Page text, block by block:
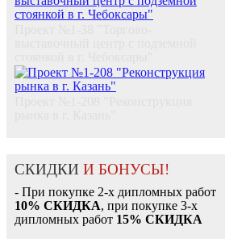
СКИДКИ И БОНУСЫ!
- При покупке 2-х дипломных работ
10% СКИДКА, при покупке 3-х
дипломных работ 15% СКИДКА